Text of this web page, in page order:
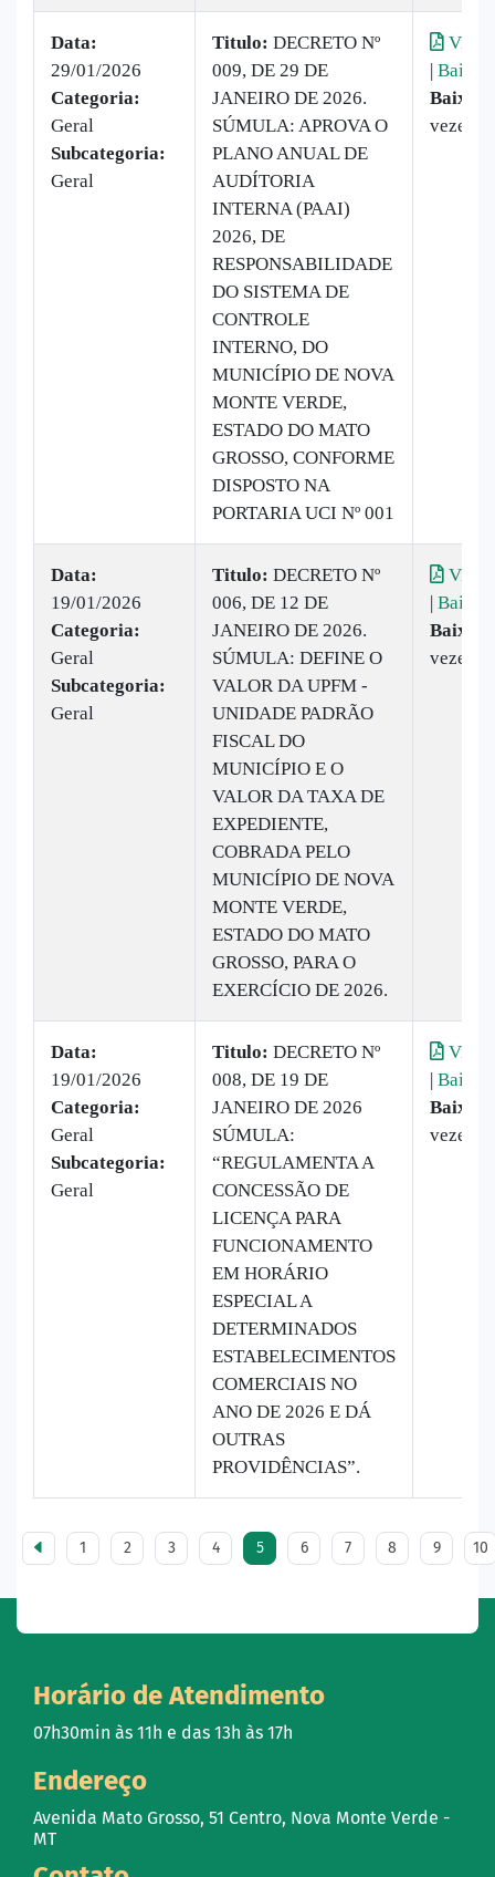
Data:
29/01/2026
Categoria:
Geral
Subcategoria:
Geral
Titulo: DECRETO Nº
009, DE 29 DE
JANEIRO DE 2026.
SÚMULA: APROVA O
PLANO ANUAL DE
AUDÍTORIA
INTERNA (PAAI)
2026, DE
RESPONSABILIDADE
DO SISTEMA DE
CONTROLE
INTERNO, DO
MUNICÍPIO DE NOVA
MONTE VERDE,
ESTADO DO MATO
GROSSO, CONFORME
DISPOSTO NA
PORTARIA UCI Nº 001
| Baixar
vezes
Data:
19/01/2026
Categoria:
Geral
Subcategoria:
Geral
Titulo: DECRETO Nº
006, DE 12 DE
JANEIRO DE 2026.
SÚMULA: DEFINE O
VALOR DA UPFM -
UNIDADE PADRÃO
FISCAL DO
MUNICÍPIO E O
VALOR DA TAXA DE
EXPEDIENTE,
COBRADA PELO
MUNICÍPIO DE NOVA
MONTE VERDE,
ESTADO DO MATO
GROSSO, PARA O
EXERCÍCIO DE 2026.
| Baixar
vezes
Data:
19/01/2026
Categoria:
Geral
Subcategoria:
Geral
Titulo: DECRETO Nº
008, DE 19 DE
JANEIRO DE 2026
SÚMULA:
“REGULAMENTA A
CONCESSÃO DE
LICENÇA PARA
FUNCIONAMENTO
EM HORÁRIO
ESPECIAL A
DETERMINADOS
ESTABELECIMENTOS
COMERCIAIS NO
ANO DE 2026 E DÁ
OUTRAS
PROVIDÊNCIAS”.
| Baixar
vezes
1 2 3 4 5 6 7 8 9 10
Horário de Atendimento
07h30min às 11h e das 13h às 17h
Endereço
Avenida Mato Grosso, 51 Centro, Nova Monte Verde -
MT